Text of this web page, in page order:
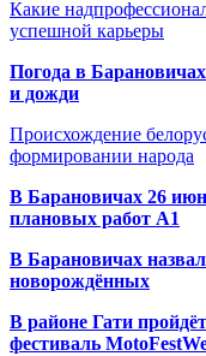
Какие
успешной карьеры
Погода в
и дожди
Происхождение
формировании народа
В Барановичах 26
плановых работ A1
В Барановичах
новорождённых
В районе Гати
фестиваль